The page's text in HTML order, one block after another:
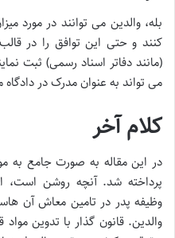
بله، والدین می توانند در مورد
کنند و حتی این توافق را در
(مانند دفاتر اسناد رسمی) ثبت
می تواند به عنوان مدرک در دادگاه
کلام آخر
در این مقاله به صورت جامع به
پرداخته شد. آنچه روشن است،
وظیفه پدر در تامین معاش آن
والدین. قانون گذار با تدوین